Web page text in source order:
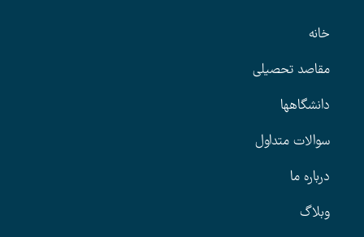
خانه
مقاصد تحصیلی
دانشگاهها
سوالات متداول
درباره ما
وبلاگ